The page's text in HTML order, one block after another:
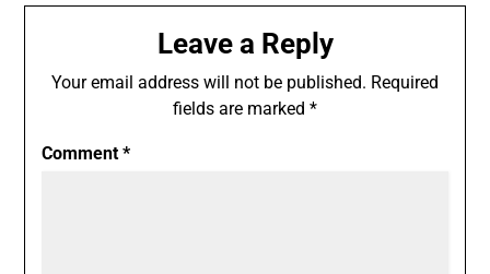
Leave a Reply
Your email address will not be published. Required
fields are marked *
Comment*